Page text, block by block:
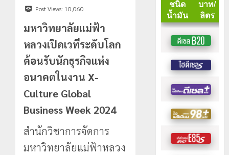
Post Views: 10,060
มหาวิทยาลัยแม่ฟ้า
หลวงเปิดเวทีระดับโลก
ต้อนรับนักธุรกิจแห่ง
อนาคตในงาน X-
Culture Global
Business Week 2024
สำนักวิชาการจัดการ
มหาวิทยาลัยแม่ฟ้าหลวง